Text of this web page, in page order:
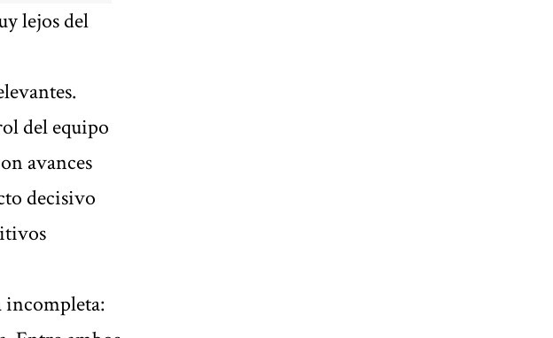
lejos del
del equipo
avances
decisivo
incompleta: